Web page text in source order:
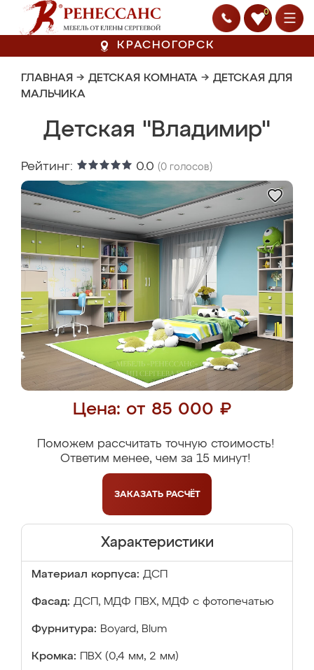
0
КРАСНОГОРСК
ГЛАВНАЯ → ДЕТСКАЯ КОМНАТА → ДЕТСКАЯ ДЛЯ
МАЛЬЧИКА
Детская "Владимир"
Рейтинг: 0.0 (0 голосов)
Цена: от 85 000 ₽
Поможем рассчитать точную стоимость!
Ответим менее, чем за 15 минут!
ЗАКАЗАТЬ РАСЧЁТ
Характеристики
Материал корпуса: ДСП
Фасад: ДСП, МДФ ПВХ, МДФ с фотопечатью
Фурнитура: Boyard, Blum
Кромка: ПВХ (0,4 мм, 2 мм)